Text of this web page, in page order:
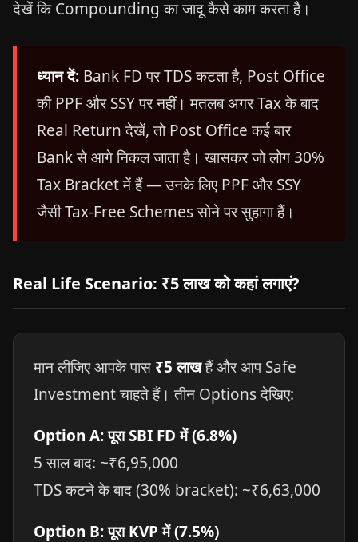
देखें कि Compounding का जादू कैसे काम करता है।
ध्यान दें: Bank FD पर TDS कटता है, Post Office
की PPF और SSY पर नहीं। मतलब अगर Tax के बाद
Real Return देखें, तो Post Office कई बार
Bank से आगे निकल जाता है। खासकर जो लोग 30%
Tax Bracket में हैं — उनके लिए PPF और SSY
जैसी Tax-Free Schemes सोने पर सुहागा हैं।
Real Life Scenario: ₹5 लाख को कहां लगाएं?
मान लीजिए आपके पास ₹5 लाखहैं और आप Safe
Investment चाहते हैं। तीन Options देखिए:
Option A: पूरा SBI FD में (6.8%)
5 साल बाद: ~₹6,95,000
TDS कटने के बाद (30% bracket): ~₹6,63,000
Option B: पूरा KVP में (7.5%)